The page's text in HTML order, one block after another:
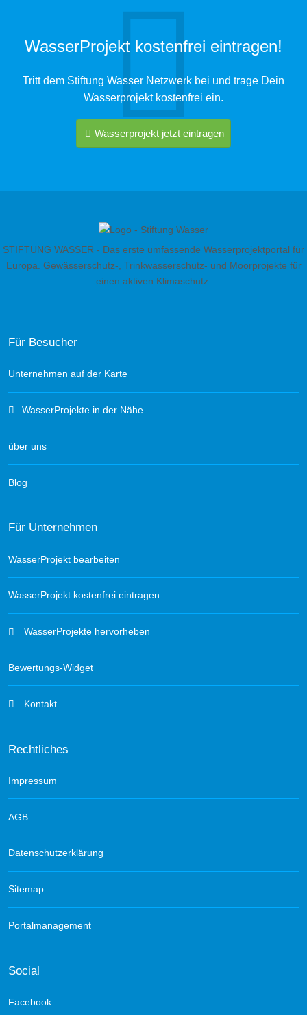
WasserProjekt kostenfrei eintragen!
Tritt dem Stiftung Wasser Netzwerk bei und trage Dein
Wasserprojekt kostenfrei ein.
Wasserprojekt jetzt eintragen
STIFTUNG WASSER - Das erste umfassende Wasserprojektportal für
Europa. Gewässerschutz-, Trinkwasserschutz- und Moorprojekte für
einen aktiven Klimaschutz.
Für Besucher
Unternehmen auf der Karte
WasserProjekte in der Nähe
über uns
Blog
Für Unternehmen
WasserProjekt bearbeiten
WasserProjekt kostenfrei eintragen
WasserProjekte hervorheben
Bewertungs-Widget
Kontakt
Rechtliches
Impressum
AGB
Datenschutzerklärung
Sitemap
Portalmanagement
Social
Facebook